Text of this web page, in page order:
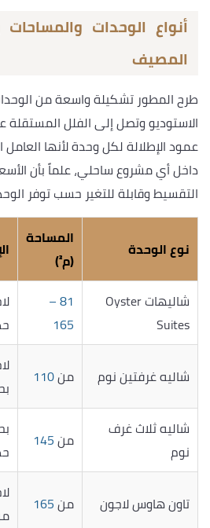
أنواع الوحدات
المصيف
طرح المطور تشكيلة واسعة من
الاستوديو وتصل إلى الفلل
عمود الإطلالة لكل وحدة لأنها
داخل أي مشروع ساحلي، علماً بأن
التقسيط وقابلة للتغير حسب توفر
نوع الوحدة
المساحة
(م²)
شاليهات Oyster
Suites
81 –
165
شاليه غرفتين نوم من110
شاليه ثلاث غرف
نوم
من145
تاون هاوس لاجون من165